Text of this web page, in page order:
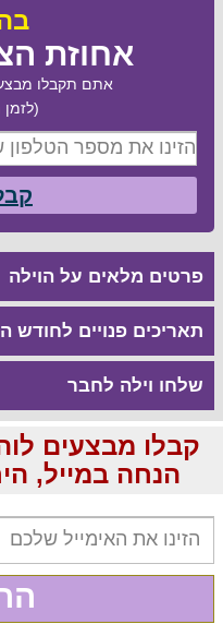
אחוזת
אתם תקבלו
פרטים מלאים על הוילה
תאריכים פנויים לחודש
שלחו וילה לחבר
הנחה במייל,